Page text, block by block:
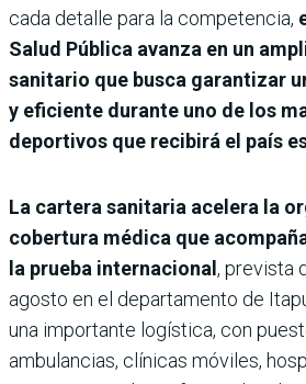
cada detalle para la competencia,
Salud Pública avanza en un
sanitario que busca garantizar
y eficiente durante uno de los
deportivos que recibirá el país
La cartera sanitaria acelera la
cobertura médica que
la prueba internacional , prevista
agosto en el departamento de
una importante logística, con
ambulancias, clínicas móviles,